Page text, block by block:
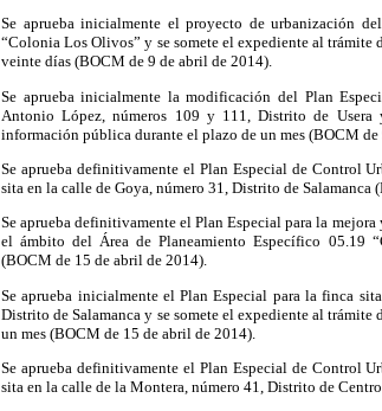
Se aprueba inicialmente el proyecto de urbanización
“Colonia Los Olivos” y se somete el expediente al
veinte días (BOCM de 9 de abril de 2014).
Se aprueba inicialmente la modificación del Plan
Antonio López, números 109 y 111, Distrito de
información pública durante el plazo de un mes (BOCM de
Se aprueba definitivamente el Plan Especial de Control
sita en la calle de Goya, número 31, Distrito de Salamanca
Se aprueba definitivamente el Plan Especial para la
el ámbito del Área de Planeamiento Específico 05.19
(BOCM de 15 de abril de 2014).
Se aprueba inicialmente el Plan Especial para la finca
Distrito de Salamanca y se somete el expediente al
un mes (BOCM de 15 de abril de 2014).
Se aprueba definitivamente el Plan Especial de Control
sita en la calle de la Montera, número 41, Distrito de